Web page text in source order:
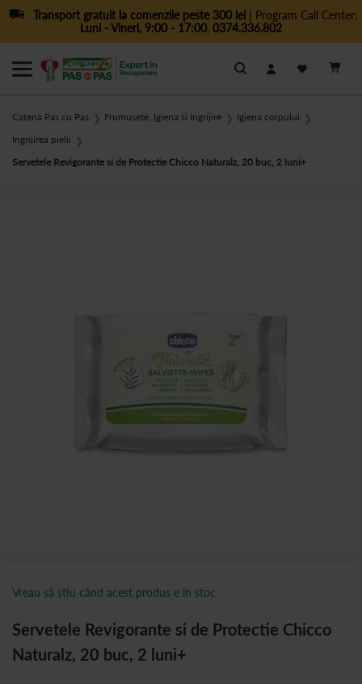
Transport gratuit la comenzile peste 300 lei| Program Call Center:
Luni - Vineri, 9:00 - 17:00, 0374.336.802
Cautare
Catena Pas cu Pas ❯ Frumusete, Igiena si Ingrijire ❯ Igiena corpului ❯
Ingrijirea pielii ❯
Servetele Revigorante si de Protectie Chicco Naturalz, 20 buc, 2 luni+
Servetele Revigorante si de Protectie Chicco
Naturalz, 20 buc, 2 luni+
Vreau să știu când acest produs e în stoc